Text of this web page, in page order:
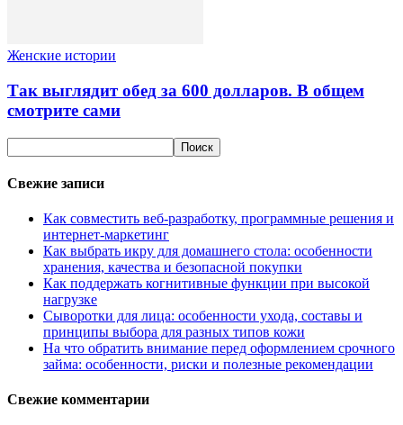
Женские истории
Так выглядит обед за 600 долларов. В общем
смотрите сами
Свежие записи
Как совместить веб-разработку, программные решения и
интернет-маркетинг
Как выбрать икру для домашнего стола: особенности
хранения, качества и безопасной покупки
Как поддержать когнитивные функции при высокой
нагрузке
Сыворотки для лица: особенности ухода, составы и
принципы выбора для разных типов кожи
На что обратить внимание перед оформлением срочного
займа: особенности, риски и полезные рекомендации
Свежие комментарии